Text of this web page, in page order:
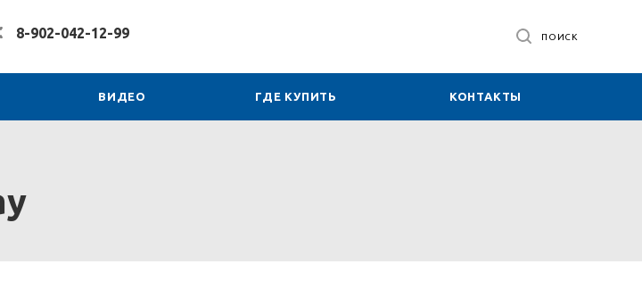
8-902-042-12-99 ПОИСК
ВИДЕО ГДЕ КУПИТЬ КОНТАКТЫ